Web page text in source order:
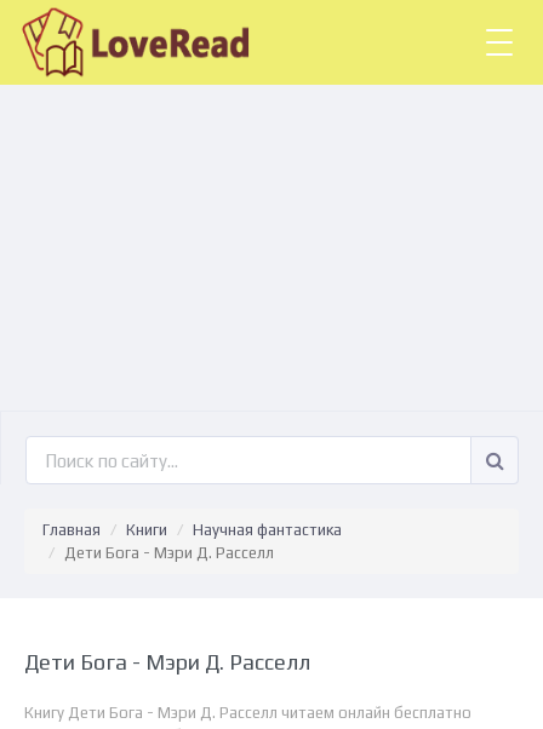
Главная Книги
Научная фантастика
Дети Бога - Мэри Д. Расселл
Дети Бога - Мэри Д. Расселл
Книгу Дети Бога - Мэри Д. Расселл читаем онлайн бесплатно